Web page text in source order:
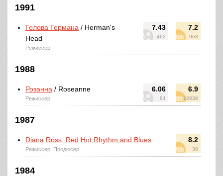
1991
7.43
462
7.2
963
Голова Германа / Herman's
Head
Режиссер
1988
6.06
84
6.9
22638
Розанна / Roseanne
Режиссер
1987
8.2
30
Diana Ross: Red Hot Rhythm and Blues
Режиссер, Продюсер
1984